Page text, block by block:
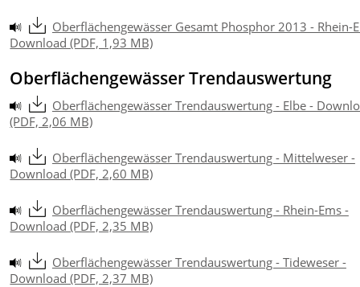
Oberflächengewässer Gesamt Phosphor 2013 - Rhein-
Download (PDF, 1,93 MB)
Oberflächengewässer Trendauswertung
Oberflächengewässer Trendauswertung - Elbe -
(PDF, 2,06 MB)
Oberflächengewässer Trendauswertung - Mittelweser -
Download (PDF, 2,60 MB)
Oberflächengewässer Trendauswertung - Rhein-Ems -
Download (PDF, 2,35 MB)
Oberflächengewässer Trendauswertung - Tideweser -
Download (PDF, 2,37 MB)